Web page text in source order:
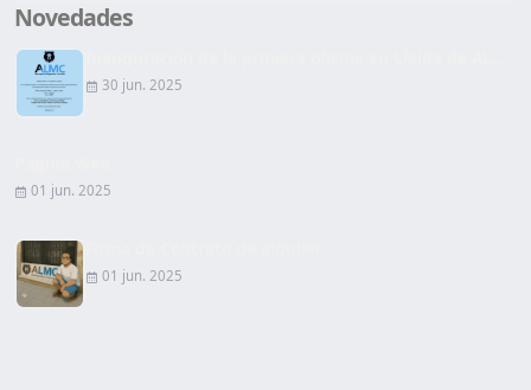
Novedades
30 jun. 2025
01 jun. 2025
01 jun. 2025